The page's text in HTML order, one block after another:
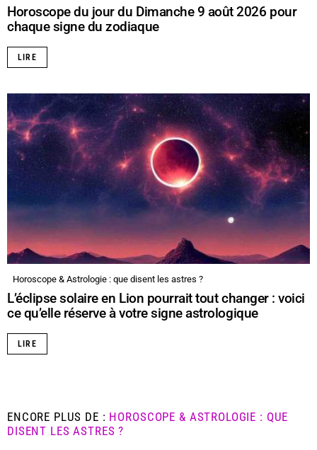
Horoscope du jour du Dimanche 9 août 2026 pour
chaque signe du zodiaque
LIRE
Horoscope & Astrologie : que disent les astres ?
L’éclipse solaire en Lion pourrait tout changer : voici
ce qu’elle réserve à votre signe astrologique
LIRE
ENCORE PLUS DE : HOROSCOPE & ASTROLOGIE : QUE
DISENT LES ASTRES ?